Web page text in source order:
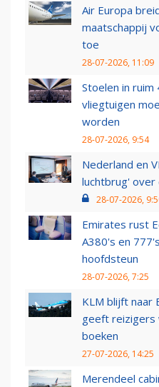
Air Europa
maatschappij
toe
28-07-2026, 11:09
Stoelen in ruim
vliegtuigen
worden
28-07-2026, 9:54
Nederland en
luchtbrug'
28-07-2026,
Emirates rust
A380's en
hoofdsteun
28-07-2026, 7:25
KLM blijft naar
geeft reizigers
boeken
27-07-2026, 14:25
Merendeel